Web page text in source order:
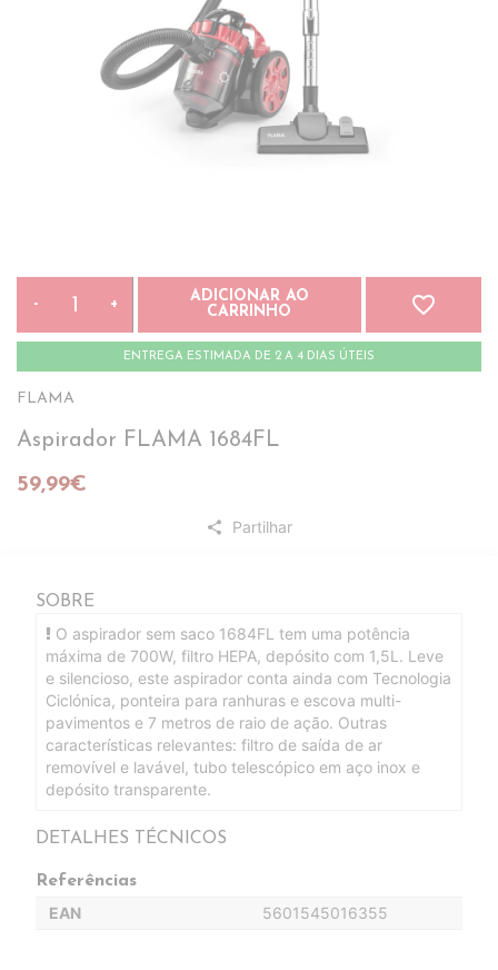
- +
ADICIONAR AO
CARRINHO
favorite_border
ENTREGA ESTIMADA DE 2 A 4 DIAS ÚTEIS
FLAMA
Aspirador FLAMA 1684FL
59,99€
share Partilhar
SOBRE
O aspirador sem saco 1684FL tem uma potência
máxima de 700W, filtro HEPA, depósito com 1,5L. Leve
e silencioso, este aspirador conta ainda com Tecnologia
Ciclónica, ponteira para ranhuras e escova multi-
pavimentos e 7 metros de raio de ação. Outras
características relevantes: filtro de saída de ar
removível e lavável, tubo telescópico em aço inox e
depósito transparente.
DETALHES TÉCNICOS
Referências
EAN 5601545016355